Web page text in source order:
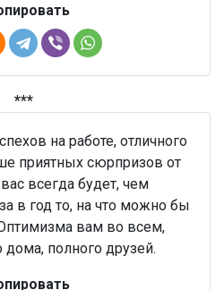
***
на работе, отличного
приятных сюрпризов от
всегда будет, чем
в год то, на что можно бы
вам во всем,
дома, полного друзей.